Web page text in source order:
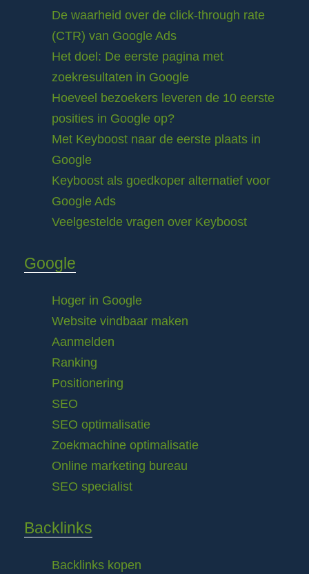
De waarheid over de click-through rate
(CTR) van Google Ads
Het doel: De eerste pagina met
zoekresultaten in Google
Hoeveel bezoekers leveren de 10 eerste
posities in Google op?
Met Keyboost naar de eerste plaats in
Google
Keyboost als goedkoper alternatief voor
Google Ads
Veelgestelde vragen over Keyboost
Google
Hoger in Google
Website vindbaar maken
Aanmelden
Ranking
Positionering
SEO
SEO optimalisatie
Zoekmachine optimalisatie
Online marketing bureau
SEO specialist
Backlinks
Backlinks kopen